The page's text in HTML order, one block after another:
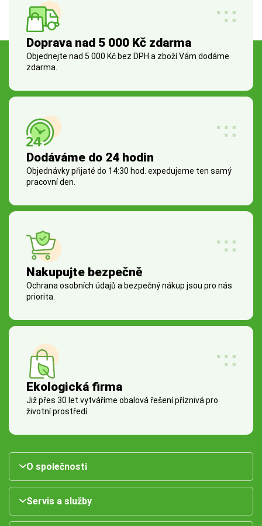
Doprava nad 5 000 Kč zdarma
Objednejte nad 5 000 Kč bez DPH a zboží Vám dodáme
zdarma.
Dodáváme do 24 hodin
Objednávky přijaté do 14:30 hod. expedujeme ten samý
pracovní den.
Nakupujte bezpečně
Ochrana osobních údajů a bezpečný nákup jsou pro nás
priorita.
Ekologická firma
Již přes 30 let vytváříme obalová řešení příznivá pro
životní prostředí.
O společnosti
Servis a služby